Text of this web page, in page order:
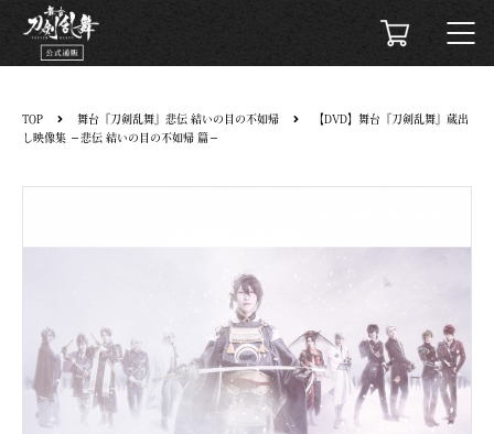
TOP 舞台『刀剣乱舞』悲伝 結いの目の不如帰
【DVD】舞台『刀剣乱舞』蔵出
し映像集 －悲伝 結いの目の不如帰 篇－